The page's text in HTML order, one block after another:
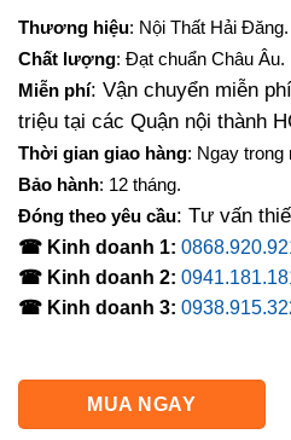
là:
Thương hiệu: Nội Thất Hải Đăng.
Chất lượng: Đạt chuẩn Châu Âu.
Miễn phí: Vận chuyển miễn
triệu tại các Quận nội thành
Thời gian giao hàng: Ngay trong
Bảo hành: 12 tháng.
Đóng theo yêu cầu: Tư vấn
☎ Kinh doanh 1:
☎ Kinh doanh 2:
☎ Kinh doanh 3:
MUA NGAY